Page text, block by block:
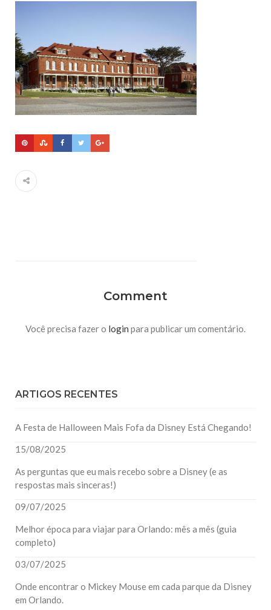
Comment
Você precisa fazer o login para publicar um comentário.
ARTIGOS RECENTES
A Festa de Halloween Mais Fofa da Disney Está Chegando!
15/08/2025
As perguntas que eu mais recebo sobre a Disney (e as
respostas mais sinceras!)
09/07/2025
Melhor época para viajar para Orlando: mês a mês (guia
completo)
03/07/2025
Onde encontrar o Mickey Mouse em cada parque da Disney
em Orlando.